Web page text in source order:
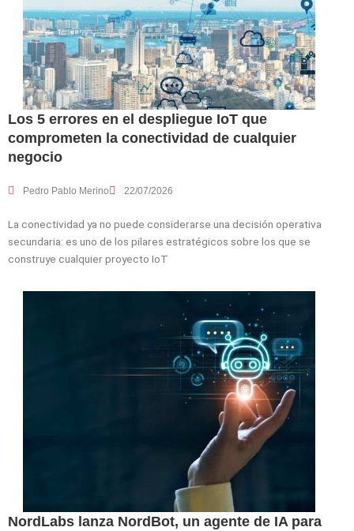
Los 5 errores en el despliegue IoT que
comprometen la conectividad de cualquier
negocio
Pedro Pablo Merino 22/07/2026
La conectividad ya no puede considerarse una decisión operativa
secundaria: es uno de los pilares estratégicos sobre los que se
construye cualquier proyecto IoT
NordLabs lanza NordBot, un agente de IA para